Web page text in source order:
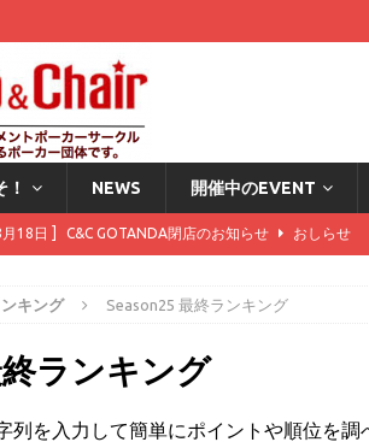
！ NEWS 開催中のEVENT
月18日 ] C&C GOTANDA閉店のお知らせ おしらせ
11日 ] 7月にスタンプカード2倍の方々はこちら
月2日 ] 6月にスタンプカード2倍の方々はこちら
キング Season25 最終ランキング
ランキング
列を入力して簡単にポイントや順位を調